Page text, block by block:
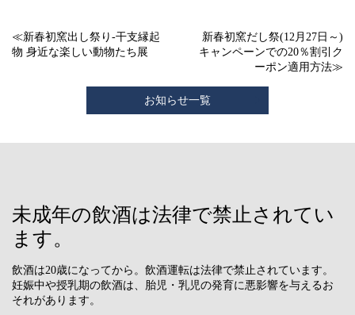
≪新春初窯出し祭り-干支縁起
物 身近な楽しい動物たち展
新春初窯だし祭(12月27日～)
キャンペーンでの20％割引ク
ーポン適用方法≫
お知らせ一覧
未成年の飲酒は法律で禁止されてい
ます。
飲酒は20歳になってから。飲酒運転は法律で禁止されています。
妊娠中や授乳期の飲酒は、胎児・乳児の発育に悪影響を与えるお
それがあります。